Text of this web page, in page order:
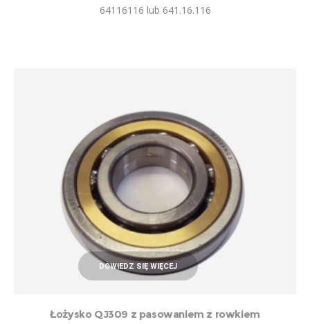
64116116 lub 641.16.116
DOWIEDZ SIĘ WIĘCEJ
Łożysko QJ309 z pasowaniem z rowkiem